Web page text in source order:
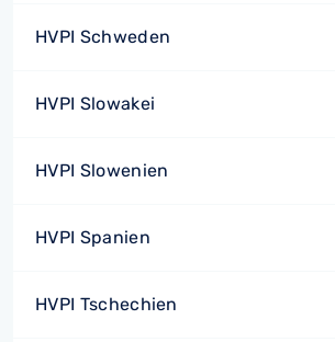
HVPI Schweden
HVPI Slowakei
HVPI Slowenien
HVPI Spanien
HVPI Tschechien